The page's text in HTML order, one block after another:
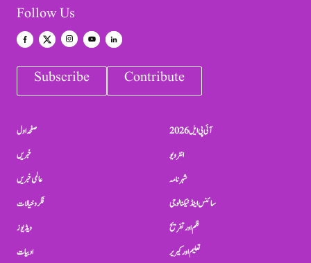
Follow Us
Subscribe Contribute
صفحہ اول
خبریں
عالمی خبریں
فکر و خیالات
ویڈیوز
ادبیات
آئی پی ایل 2026
انٹرویو
شہرنامہ
سائنس اینڈ ٹیکنالوجی
فلم اور تفریح
تعلیم اور کیریر